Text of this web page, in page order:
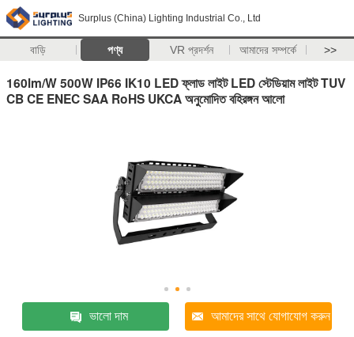
Surplus (China) Lighting Industrial Co., Ltd
বাড়ি পণ্য VR প্রদর্শন আমাদের সম্পর্কে >>
160lm/W 500W IP66 IK10 LED ফ্লাড লাইট LED স্টেডিয়াম লাইট TUV
CB CE ENEC SAA RoHS UKCA অনুমোদিত বহিরঙ্গন আলো
ভালো দাম আমাদের সাথে যোগাযোগ করুন